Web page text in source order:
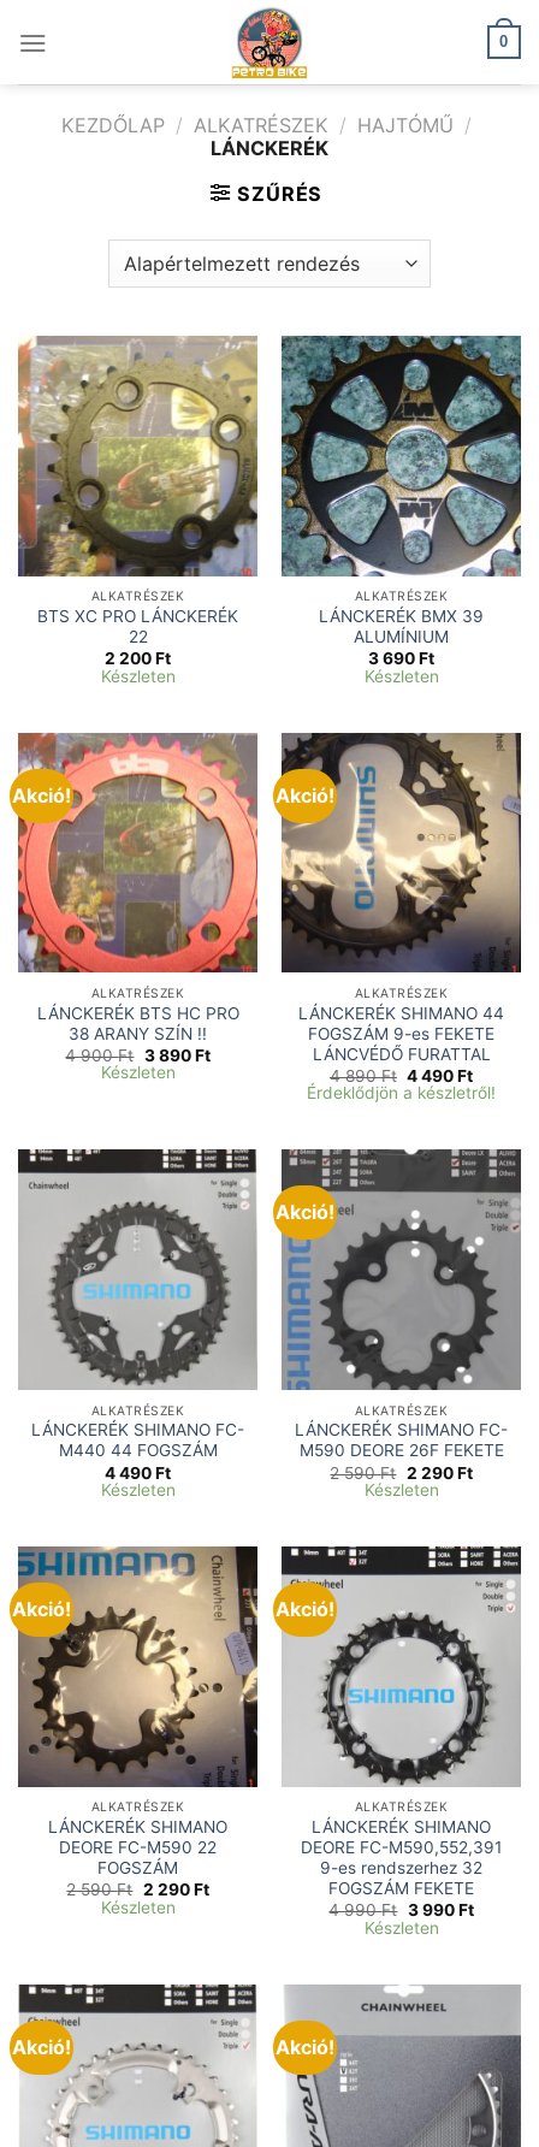
0
KEZDŐLAP / ALKATRÉSZEK / HAJTÓMŰ /
LÁNCKERÉK
SZŰRÉS
ALKATRÉSZEK
BTS XC PRO LÁNCKERÉK
22
2 200Ft
Készleten
ALKATRÉSZEK
LÁNCKERÉK BMX 39
ALUMÍNIUM
3 690Ft
Készleten
Akció!
ALKATRÉSZEK
LÁNCKERÉK BTS HC PRO
38 ARANY SZÍN !!
4 900Ft Original
price
3 890FtCurrent
Készleten
Akció!
ALKATRÉSZEK
LÁNCKERÉK SHIMANO 44
FOGSZÁM 9-es FEKETE
LÁNCVÉDŐ FURATTAL
4 890Ft Original
price
4 490FtCurrent
price
Érdeklődjön a készletről!
ALKATRÉSZEK
LÁNCKERÉK SHIMANO FC-
M440 44 FOGSZÁM
4 490Ft
Készleten
Akció!
ALKATRÉSZEK
LÁNCKERÉK SHIMANO FC-
M590 DEORE 26F FEKETE
2 590Ft Original
price
was:
2 290FtCurrent
Készleten
Akció!
ALKATRÉSZEK
LÁNCKERÉK SHIMANO
DEORE FC-M590 22
FOGSZÁM
2 590Ft Original
price
was:
2 290FtCurrent
Készleten
Akció!
ALKATRÉSZEK
LÁNCKERÉK SHIMANO
DEORE FC-M590,552,391
9-es rendszerhez 32
FOGSZÁM FEKETE
4 990Ft Original
price
was:
3 990FtCurrent
Készleten
Akció! Akció!